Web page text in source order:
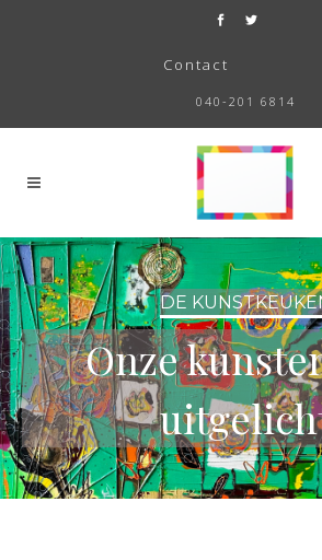
Contact
040-201 6814
DE
Onze